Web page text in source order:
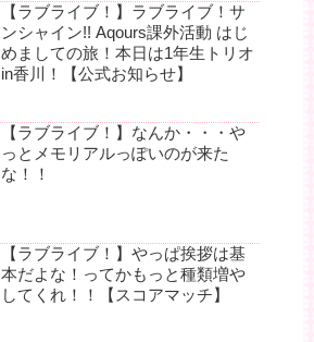
【ラブライブ！】ラブライブ！サ
ンシャイン!! Aqours課外活動 はじ
めましての旅！本日は1年生トリオ
in香川！【公式お知らせ】
【ラブライブ！】なんか・・・や
っとメモリアルっぽいのが来た
な！！
【ラブライブ！】やっぱ挨拶は基
本だよな！ってかもっと種類増や
してくれ！！【スコアマッチ】